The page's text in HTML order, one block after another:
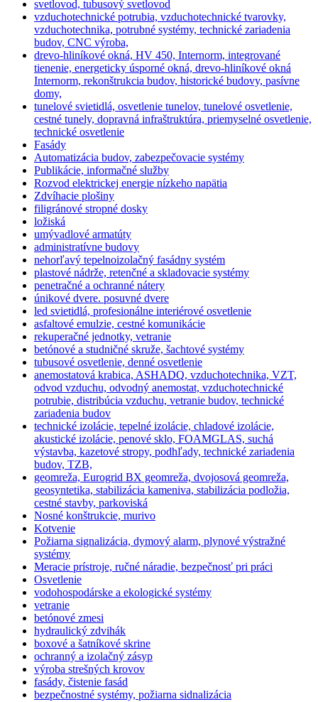
svetlovod, tubusový svetlovod
vzduchotechnické potrubia, vzduchotechnické tvarovky,
vzduchotechnika, potrubné systémy, technické zariadenia
budov, CNC výroba,
drevo-hliníkové okná, HV 450, Internorm, integrované
tienenie, energeticky úsporné okná, drevo-hliníkové okná
Internorm, rekonštrukcia budov, historické budovy, pasívne
domy,
tunelové svietidlá, osvetlenie tunelov, tunelové osvetlenie,
cestné tunely, dopravná infraštruktúra, priemyselné osvetlenie,
technické osvetlenie
Fasády
Automatizácia budov, zabezpečovacie systémy
Publikácie, informačné služby
Rozvod elektrickej energie nízkeho napätia
Zdvíhacie plošiny
filigránové stropné dosky
ložiská
umývadlové armatúty
administratívne budovy
nehorľavý tepelnoizolačný fasádny systém
plastové nádrže, retenčné a skladovacie systémy
penetračné a ochranné nátery
únikové dvere. posuvné dvere
led svietidlá, profesionálne interiérové osvetlenie
asfaltové emulzie, cestné komunikácie
rekuperačné jednotky, vetranie
betónové a studničné skruže, šachtové systémy
tubusové osvetlenie, denné osvetlenie
anemostatová krabica, ASHADQ, vzduchotechnika, VZT,
odvod vzduchu, odvodný anemostat, vzduchotechnické
potrubie, distribúcia vzduchu, vetranie budov, technické
zariadenia budov
technické izolácie, tepelné izolácie, chladové izolácie,
akustické izolácie, penové sklo, FOAMGLAS, suchá
výstavba, kazetové stropy, podhľady, technické zariadenia
budov, TZB,
geomreža, Eurogrid BX geomreža, dvojosová geomreža,
geosyntetika, stabilizácia kameniva, stabilizácia podložia,
cestné stavby, parkoviská
Nosné konštrukcie, murivo
Kotvenie
Požiarna signalizácia, dymový alarm, plynové výstražné
systémy
Meracie prístroje, ručné náradie, bezpečnosť pri práci
Osvetlenie
vodohospodárske a ekologické systémy
vetranie
betónové zmesi
hydraulický zdvihák
boxové a šatníkové skrine
ochranný a izolačný zásyp
výroba strešných krovov
fasády, čistenie fasád
bezpečnostné systémy, požiarna sidnalizácia